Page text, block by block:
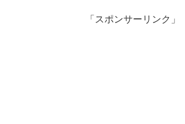
「スポンサーリンク」